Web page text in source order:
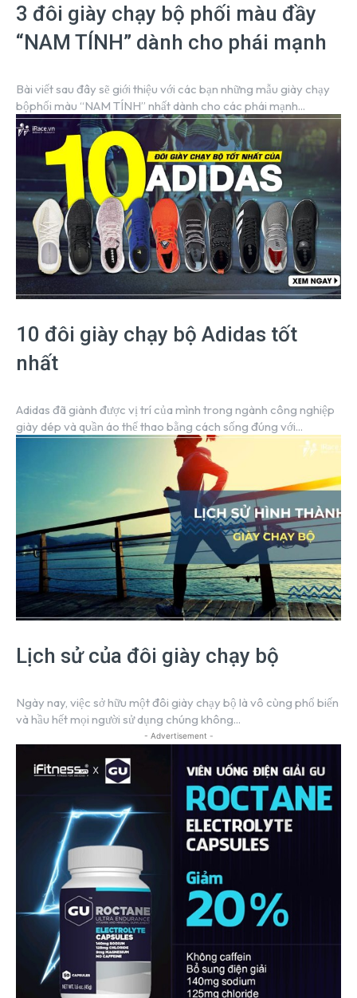
3 đôi giày chạy bộ phối màu đầy
“NAM TÍNH” dành cho phái mạnh
Bài viết sau đây sẽ giới thiệu với các bạn những mẫu giày chạy
bộphối màu “NAM TÍNH” nhất dành cho các phái mạnh...
10 đôi giày chạy bộ Adidas tốt
nhất
Adidas đã giành được vị trí của mình trong ngành công nghiệp
giày dép và quần áo thể thao bằng cách sống đúng với...
Lịch sử của đôi giày chạy bộ
Ngày nay, việc sở hữu một đôi giày chạy bộ là vô cùng phổ biến
và hầu hết mọi người sử dụng chúng không...
- Advertisement -